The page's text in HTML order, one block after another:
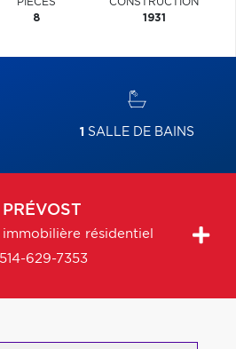
8
1931
1 SALLE DE BAINS
PRÉVOST
résidentiel
514-629-7353